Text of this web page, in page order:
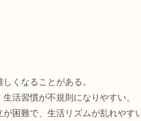
くなることがある。
活習慣が不規則になりやすい。
困難で、生活リズムが乱れやすい